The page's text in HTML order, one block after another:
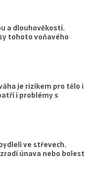
a dlouhověkostí.
tohoto voňavého
je rizikem pro tělo i
i problémy s
ve střevech.
únava nebo bolest